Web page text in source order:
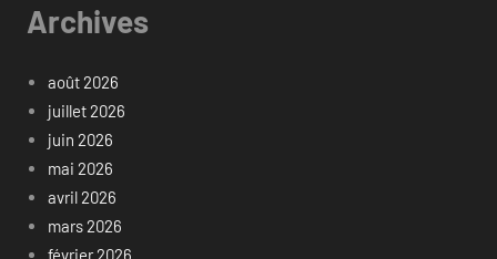
Archives
août 2026
juillet 2026
juin 2026
mai 2026
avril 2026
mars 2026
février 2026